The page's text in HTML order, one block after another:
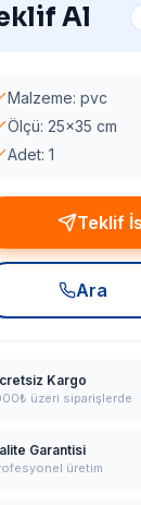
Al
Malzeme: pvc
Ölçü: 25x35 cm
Adet: 1
Teklif
Ara
Kargo
üzeri siparişlerde
Garantisi
üretim